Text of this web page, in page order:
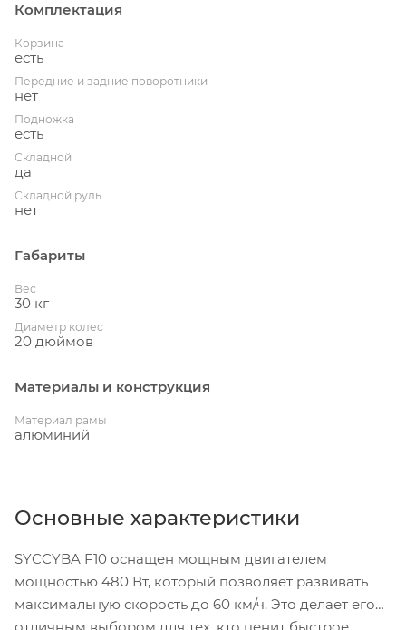
Комплектация
Корзина
есть
Передние и задние поворотники
нет
Подножка
есть
Складной
да
Складной руль
нет
Габариты
Вес
30 кг
Диаметр колес
20 дюймов
Материалы и конструкция
Материал рамы
алюминий
Основные характеристики
SYCCYBA F10 оснащен мощным двигателем
мощностью 480 Вт, который позволяет развивать
максимальную скорость до 60 км/ч. Это делает его